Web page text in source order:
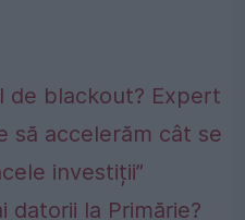
de blackout? Expert
să accelerăm cât se
investiții”
datorii la Primărie?